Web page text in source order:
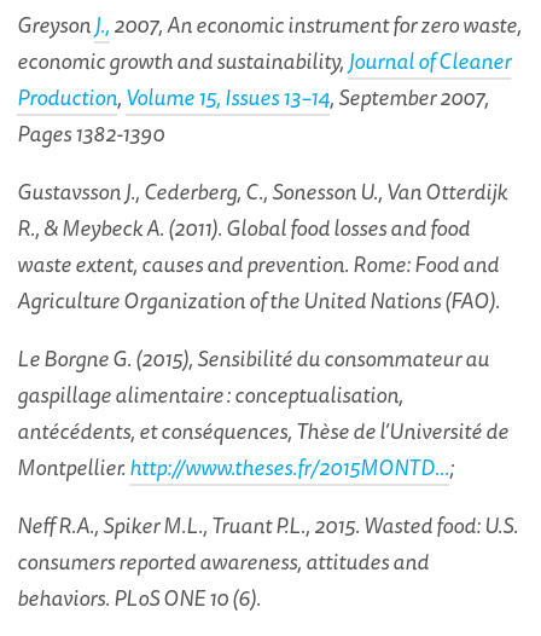
GreysonJ.,2007, An economic instrument for zero waste,
economic growth and sustainability, Journal of Cleaner
Production,Volume 15, Issues 13–14, September 2007,
Pages 1382-1390
Gustavsson J., Cederberg, C., Sonesson U., Van Otterdijk
R., & Meybeck A. (2011). Global food losses and food
waste extent, causes and prevention.Rome: Food and
Agriculture Organization of the United Nations (FAO).
Le Borgne G. (2015), Sensibilité du consommateur au
gaspillage alimentaire : conceptualisation,
antécédents, et conséquences, Thèse de l’Université de
Montpellier.http://www.theses.fr/2015MONTD...;
Neff R.A., Spiker M.L., Truant P.L., 2015. Wasted food: U.S.
consumers reported awareness, attitudes and
behaviors. PLoS ONE 10 (6).